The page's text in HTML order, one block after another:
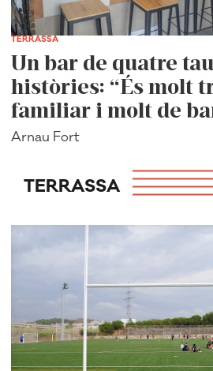
TERRASSA
Un bar de quatre
històries: “És molt
familiar i molt de
Arnau Fort
TERRASSA